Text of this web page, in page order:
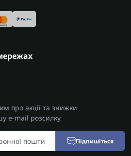
про акції та знижки
e-mail розсилку
Підпишіться